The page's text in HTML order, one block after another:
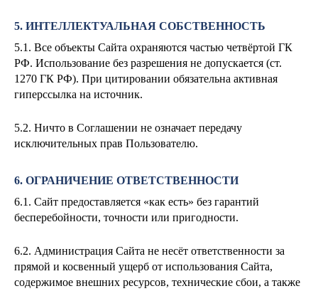
5. ИНТЕЛЛЕКТУАЛЬНАЯ СОБСТВЕННОСТЬ
5.1. Все объекты Сайта охраняются частью четвёртой ГК
РФ. Использование без разрешения не допускается (ст.
1270 ГК РФ). При цитировании обязательна активная
гиперссылка на источник.
5.2. Ничто в Соглашении не означает передачу
исключительных прав Пользователю.
6. ОГРАНИЧЕНИЕ ОТВЕТСТВЕННОСТИ
6.1. Сайт предоставляется «как есть» без гарантий
бесперебойности, точности или пригодности.
6.2. Администрация Сайта не несёт ответственности за
прямой и косвенный ущерб от использования Сайта,
содержимое внешних ресурсов, технические сбои, а также